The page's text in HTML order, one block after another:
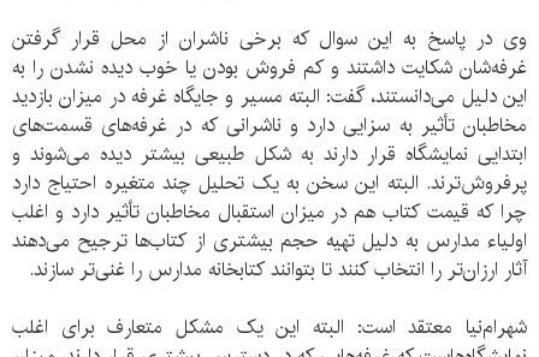
وی در پاسخ به این سوال که برخی ناشران از محل قرار گرفتن
غرفه‌شان شکایت داشتند و کم فروش بودن یا خوب دیده نشدن را به
این دلیل می‌دانستند، گفت: البته مسیر و جایگاه غرفه در میزان بازدید
مخاطبان تأثیر به سزایی دارد و ناشرانی که در غرفه‌های قسمت‌های
ابتدایی نمایشگاه قرار دارند به شکل طبیعی بیشتر دیده می‌شوند و
پرفروش‌ترند. البته این سخن به یک تحلیل چند متغیره احتیاج دارد
چرا که قیمت کتاب هم در میزان استقبال مخاطبان تأثیر دارد و اغلب
اولیاء مدارس به دلیل تهیه حجم بیشتری از کتاب‌ها ترجیح می‌دهند
آثار ارزان‌تر را انتخاب کنند تا بتوانند کتابخانه مدارس را غنی‌تر سازند.
شهرام‌نیا معتقد است: البته این یک مشکل متعارف برای اغلب